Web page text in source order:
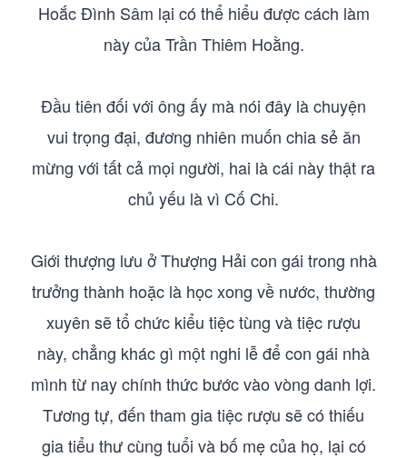
Hoắc Đình Sâm lại có thể hiểu được cách làm
này của Trần Thiêm Hoằng.
Đầu tiên đối với ông ấy mà nói đây là chuyện
vui trọng đại, đương nhiên muốn chia sẻ ăn
mừng với tất cả mọi người, hai là cái này thật ra
chủ yếu là vì Cố Chi.
Giới thượng lưu ở Thượng Hải con gái trong nhà
trưởng thành hoặc là học xong về nước, thường
xuyên sẽ tổ chức kiểu tiệc tùng và tiệc rượu
này, chẳng khác gì một nghi lễ để con gái nhà
mình từ nay chính thức bước vào vòng danh lợi.
Tương tự, đến tham gia tiệc rượu sẽ có thiếu
gia tiểu thư cùng tuổi và bố mẹ của họ, lại có